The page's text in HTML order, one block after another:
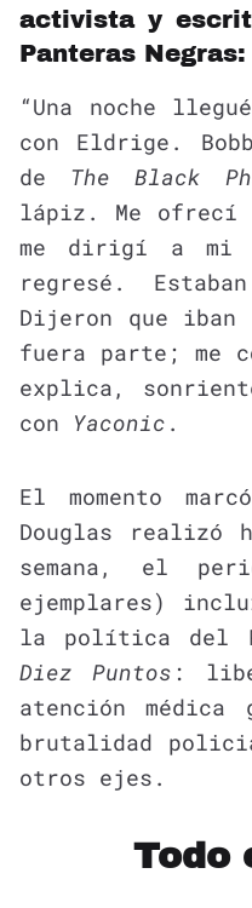
activista y
Panteras Negras:
“Una noche
con Eldrige.
de The Black
lápiz. Me ofrecí
me dirigí a mi
regresé.
Dijeron que
fuera parte; me
explica,
con Yaconic .
El momento
Douglas realizó
semana, el
ejemplares)
la política del
Diez Puntos :
atención
brutalidad
otros ejes.
Todo